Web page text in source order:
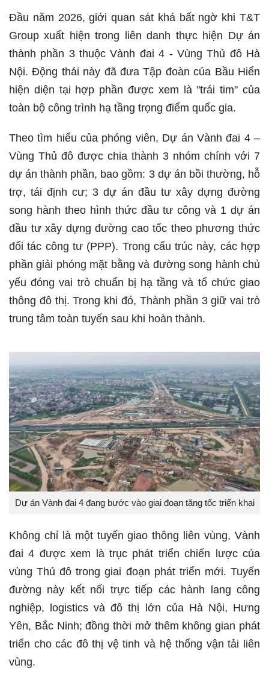
Đầu năm 2026, giới quan sát khá bất ngờ khi T&T
Group xuất hiện trong liên danh thực hiện Dự án
thành phần 3 thuộc Vành đai 4 - Vùng Thủ đô Hà
Nội. Động thái này đã đưa Tập đoàn của Bầu Hiển
hiện diện tại hợp phần được xem là "trái tim" của
toàn bộ công trình hạ tầng trọng điểm quốc gia.
Theo tìm hiểu của phóng viên, Dự án Vành đai 4 –
Vùng Thủ đô được chia thành 3 nhóm chính với 7
dự án thành phần, bao gồm: 3 dự án bồi thường, hỗ
trợ, tái định cư; 3 dự án đầu tư xây dựng đường
song hành theo hình thức đầu tư công và 1 dự án
đầu tư xây dựng đường cao tốc theo phương thức
đối tác công tư (PPP). Trong cấu trúc này, các hợp
phần giải phóng mặt bằng và đường song hành chủ
yếu đóng vai trò chuẩn bị hạ tầng và tổ chức giao
thông đô thị. Trong khi đó, Thành phần 3 giữ vai trò
trung tâm toàn tuyến sau khi hoàn thành.
Dự án Vành đai 4 đang bước vào giai đoạn tăng tốc triển khai
Không chỉ là một tuyến giao thông liên vùng, Vành
đai 4 được xem là trục phát triển chiến lược của
vùng Thủ đô trong giai đoạn phát triển mới. Tuyến
đường này kết nối trực tiếp các hành lang công
nghiệp, logistics và đô thị lớn của Hà Nội, Hưng
Yên, Bắc Ninh; đồng thời mở thêm không gian phát
triển cho các đô thị vệ tinh và hệ thống vận tải liên
vùng.